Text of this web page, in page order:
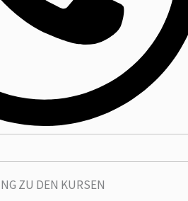
ZU DEN KURSEN